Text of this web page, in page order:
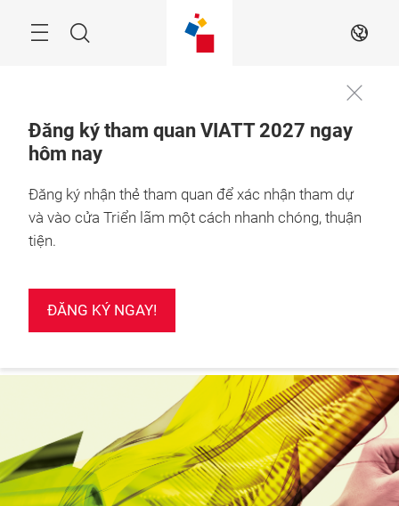
Search VI
Đăng ký tham quan VIATT 2027 ngay
hôm nay
Đăng ký nhận thẻ tham quan để xác nhận tham dự
và vào cửa Triển lãm một cách nhanh chóng, thuận
tiện.
ĐĂNG KÝ NGAY!
24 – 26 Feb 2027
Minh, Việt Nam
information